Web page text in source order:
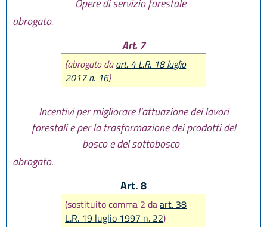
Opere di servizio forestale
abrogato.
Art. 7
(abrogato daart. 4 L.R. 18 luglio
2017 n. 16)
Incentivi per migliorare l'attuazione dei lavori
forestali e per la trasformazione dei prodotti del
bosco e del sottobosco
abrogato.
Art. 8
(sostituito comma 2 daart. 38
L.R. 19 luglio 1997 n. 22)